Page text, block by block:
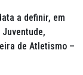
a definir, em
de Atletismo –